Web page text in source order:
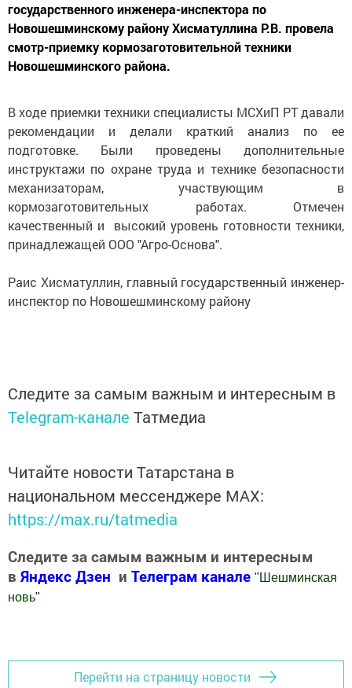
государственного инженера-инспектора по
Новошешминскому району Хисматуллина Р.В. провела
смотр-приемку кормозаготовительной техники
Новошешминского района.
В ходе приемки техники специалисты МСХиП РТ давали
рекомендации и делали краткий анализ по ее
подготовке. Были проведены дополнительные
инструктажи по охране труда и технике безопасности
механизаторам, участвующим в
кормозаготовительных работах. Отмечен
качественный и высокий уровень готовности техники,
принадлежащей ООО "Агро-Основа".
Раис Хисматуллин, главный государственный инженер-
инспектор по Новошешминскому району
Следите за самым важным и интересным в
Telegram-канале Татмедиа
Читайте новости Татарстана в
национальном мессенджере MАХ:
https://max.ru/tatmedia
Следите за самым важным и интересным
в Яндекс Дзен и Телеграм канале " Шешминская
новь"
Перейти на страницу новости